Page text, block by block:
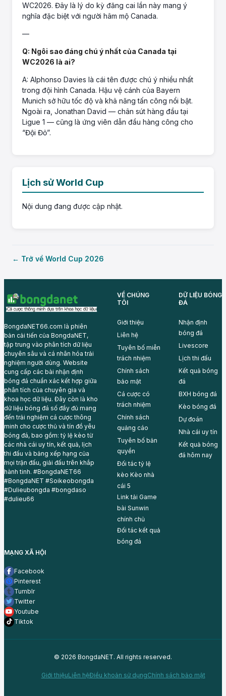
WC2026. Đây là lý do kỳ đăng cai lần này mang ý
nghĩa đặc biệt với người hâm mộ Canada.
—
Q: Ngôi sao đáng chú ý nhất của Canada tại
WC2026 là ai?
A: Alphonso Davies là cái tên được chú ý nhiều nhất
trong đội hình Canada. Hậu vệ cánh của Bayern
Munich sở hữu tốc độ và khả năng tấn công nổi bật.
Ngoài ra, Jonathan David — chân sút hàng đầu tại
Ligue 1 — cũng là ứng viên dẫn đầu hàng công cho
“Đội Đỏ”.
Lịch sử World Cup
Nội dung đang được cập nhật.
← Trở về World Cup 2026
BongdaNET66.com là phiên
bản cải tiến của BongdaNET,
tập trung vào phân tích dữ liệu
chuyên sâu và cá nhân hóa trải
nghiệm người dùng. Website
cung cấp các bài nhận định
bóng đá chuẩn xác kết hợp giữa
phân tích của chuyên gia và
khoa học dữ liệu. Đây còn là kho
dữ liệu bóng đá số đầy đủ mang
đến trải nghiệm cá cược thông
minh cho cược thủ và tín đồ yêu
bóng đá, bao gồm: tỷ lệ kèo từ
các nhà cái uy tín, kết quả, lịch
thi đấu và bảng xếp hạng của
mọi trận đấu, giải đấu trên khắp
hành tinh. #BongdaNET66
#BongdaNET #Soikeobongda
#Dulieubongda #bongdaso
#dulieu66
VỀ CHÚNG
TÔI
Giới thiệu
Liên hệ
Tuyên bố miễn
trách nhiệm
Chính sách
bảo mật
Cá cược có
trách nhiệm
Chính sách
quảng cáo
Tuyên bố bản
quyền
Đối tác tỷ lệ
kèo Kèo nhà
cái 5
Link tải Game
bài Sunwin
chính chủ
Đối tác kết quả
bóng đá
DỮ LIỆU BÓNG
ĐÁ
Nhận định
bóng đá
Livescore
Lịch thi đấu
Kết quả bóng
đá
BXH bóng đá
Kèo bóng đá
Dự đoán
Nhà cái uy tín
Kết quả bóng
đá hôm nay
MẠNG XÃ HỘI
Facebook
Pinterest
Tumblr
Twitter
Youtube
Tiktok
© 2026 BongdaNET. All rights reserved.
Giới thiệuLiên hệĐiều khoản sử dụngChính sách bảo mật